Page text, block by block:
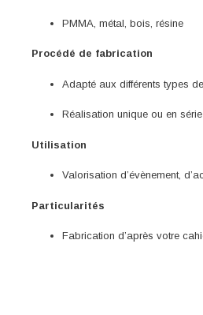
PMMA, métal, bois, résine
Procédé de fabrication
Adapté aux différents types
Réalisation unique ou en série
Utilisation
Valorisation d’évènement,
Particularités
Fabrication d’après votre